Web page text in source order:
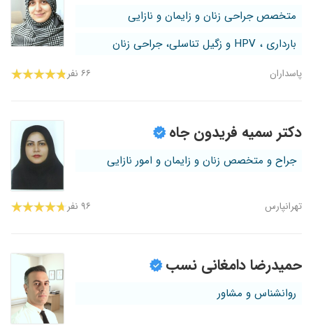
متخصص جراحی زنان و زایمان و نازایی
بارداری ، HPV و زگیل تناسلی، جراحی زنان
پاسداران ۶۶ نفر
دکتر سمیه فریدون جاه
جراح و متخصص زنان و زایمان و امور نازایی
تهرانپارس ۹۶ نفر
حمیدرضا دامغانی نسب
روانشناس و مشاور